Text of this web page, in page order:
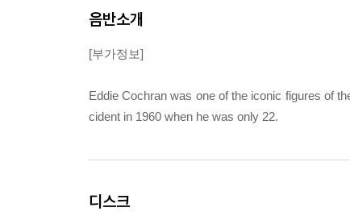
음반소개
[부가정보]
Eddie Cochran was one of the iconic figures of
cident in 1960 when he was only 22.
디스크